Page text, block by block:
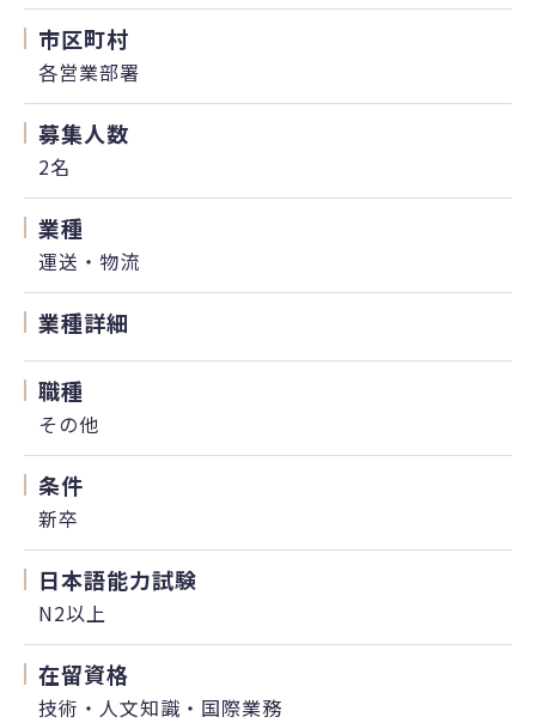
市区町村
各営業部署
募集人数
2名
業種
運送・物流
業種詳細
職種
その他
条件
新卒
日本語能力試験
N2以上
在留資格
技術・人文知識・国際業務